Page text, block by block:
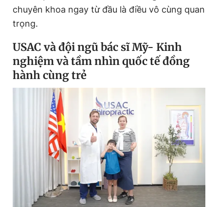
Giấy phép xuất bản số 110/GP - BTTTT cấp ngày 24.3.2020
© 2003-2026 Bản quyền thuộc về Báo Thanh Niên. Cấm sao
bản. Phát triển bởi ePi Technologies, JSC.
chuyên khoa ngay từ đầu là điều vô cùng quan
trọng.
USAC và đội ngũ bác sĩMỹ- Kinh
nghiệm và tầm nhìn quốc tế đồng
hành cùng trẻ